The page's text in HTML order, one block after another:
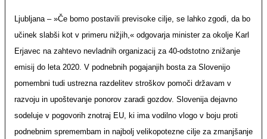
Ljubljana – »Če bomo postavili previsoke cilje, se lahko zgodi, da bo
učinek slabši kot v primeru nižjih,« odgovarja minister za okolje Karl
Erjavec na zahtevo nevladnih organizacij za 40-odstotno znižanje
emisij do leta 2020. V podnebnih pogajanjih bosta za Slovenijo
pomembni tudi ustrezna razdelitev stroškov pomoči državam v
razvoju in upoštevanje ponorov zaradi gozdov. Slovenija dejavno
sodeluje v pogovorih znotraj EU, ki ima vodilno vlogo v boju proti
podnebnim spremembam in najbolj velikopotezne cilje za zmanjšanje